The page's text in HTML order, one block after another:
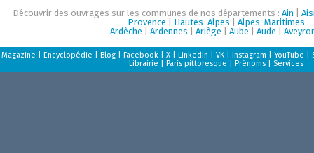
Découvrir des ouvrages sur les communes de nos départements : Ain
Provence
Hautes-Alpes
Alpes-Maritimes
Ardèche
Ardennes Ariège Aube Aude
Magazine Encyclopédie Blog| Facebook| X| LinkedIn VK| Instagram YouTube
Librairie
Paris pittoresque Prénoms| Services